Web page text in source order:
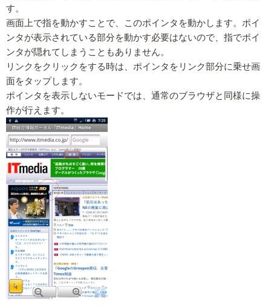
す。
画面上で指を動かすことで、このポインタを動かします。ポイ
ンタが表示されている部分を動かす必要はないので、指でポイ
ンタが隠れてしまうこともありません。
リンクをクリックをする時は、ポインタをリンク部分に乗せ画
面をタップします。
ポインタを表示しないモードでは、通常のブラウザと同様に操
作が行えます。